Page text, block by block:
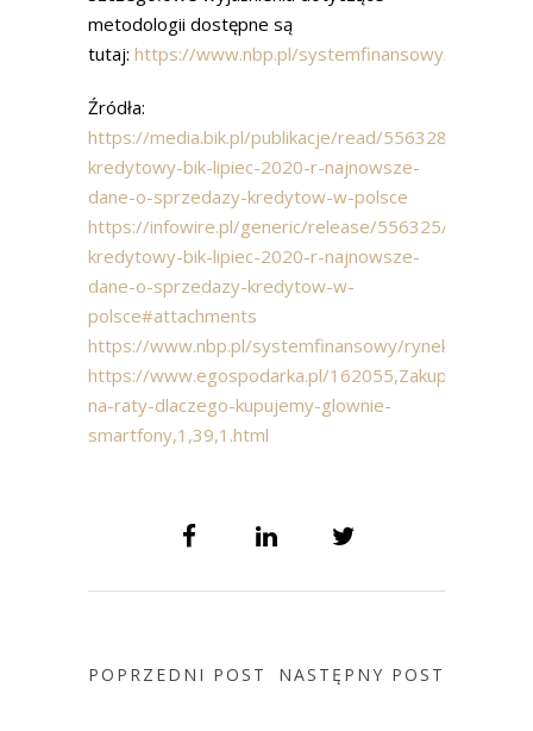
metodologii dostępne są
tutaj: https://www.nbp.pl/systemfinansowy/
Źródła:
https://media.bik.pl/publikacje/read/556328/
kredytowy-bik-lipiec-2020-r-najnowsze-
dane-o-sprzedazy-kredytow-w-polsce
https://infowire.pl/generic/release/556325/
kredytowy-bik-lipiec-2020-r-najnowsze-
dane-o-sprzedazy-kredytow-w-
polsce#attachments
https://www.nbp.pl/systemfinansowy/
https://www.egospodarka.pl/162055,Zakupy-
na-raty-dlaczego-kupujemy-glownie-
smartfony,1,39,1.html
POPRZEDNI POST NASTĘPNY POST